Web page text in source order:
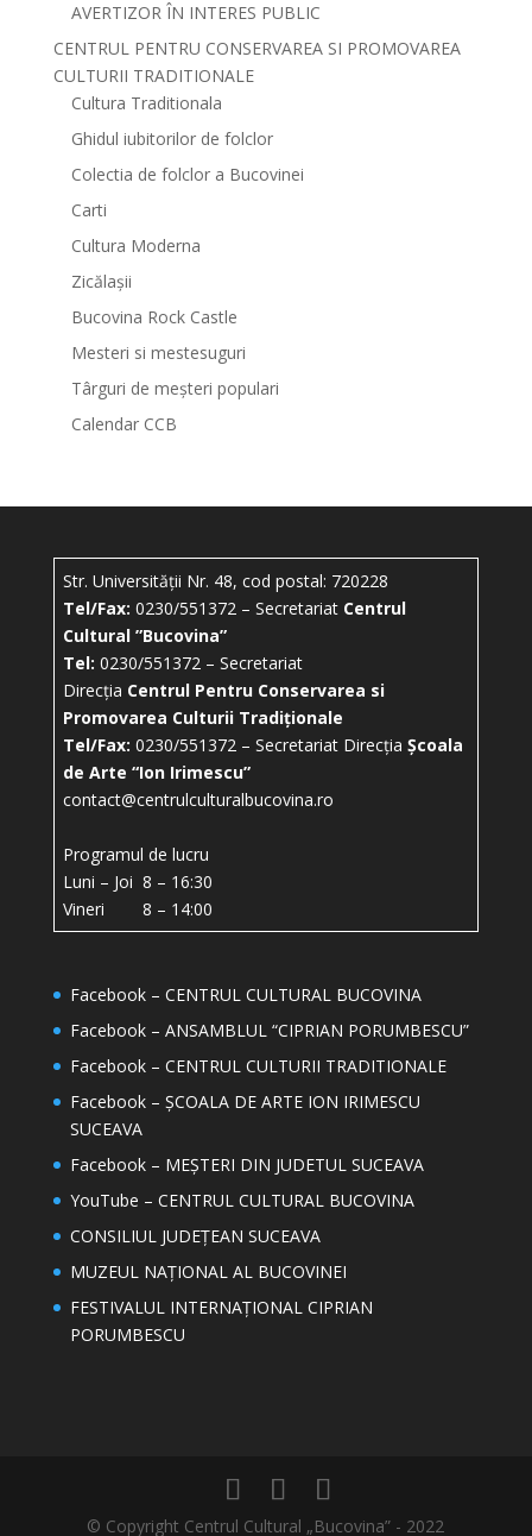
AVERTIZOR ÎN INTERES PUBLIC
CENTRUL PENTRU CONSERVAREA SI PROMOVAREA
CULTURII TRADITIONALE
Cultura Traditionala
Ghidul iubitorilor de folclor
Colectia de folclor a Bucovinei
Carti
Cultura Moderna
Zicălașii
Bucovina Rock Castle
Mesteri si mestesuguri
Târguri de meșteri populari
Calendar CCB
Str. Universității Nr. 48, cod postal: 720228
Tel/Fax: 0230/551372 – Secretariat Centrul
Cultural ”Bucovina”
Tel: 0230/551372 – Secretariat
Direcția Centrul Pentru Conservarea si
Promovarea Culturii Tradiționale
Tel/Fax: 0230/551372 – Secretariat Direcția Școala
de Arte “Ion Irimescu”
contact@centrulculturalbucovina.ro
Programul de lucru
Luni – Joi 8 – 16:30
Vineri 8 – 14:00
Facebook – CENTRUL CULTURAL BUCOVINA
Facebook – ANSAMBLUL “CIPRIAN PORUMBESCU”
Facebook – CENTRUL CULTURII TRADITIONALE
Facebook – ȘCOALA DE ARTE ION IRIMESCU
SUCEAVA
Facebook – MEȘTERI DIN JUDETUL SUCEAVA
YouTube – CENTRUL CULTURAL BUCOVINA
CONSILIUL JUDEȚEAN SUCEAVA
MUZEUL NAȚIONAL AL BUCOVINEI
FESTIVALUL INTERNAȚIONAL CIPRIAN
PORUMBESCU
© Copyright Centrul Cultural „Bucovina” - 2022